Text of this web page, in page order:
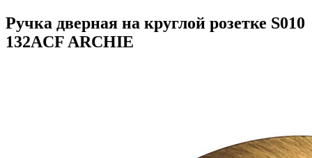
Ручка дверная на круглой розетке S010
132ACF ARCHIE